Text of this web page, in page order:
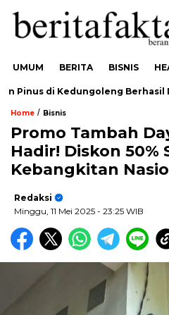
UMUM BERITA BISNIS
di Kedungoleng Berhasil
Home / Bisnis
Promo Tambah
Hadir! Diskon 50%
Kebangkitan
Redaksi
Minggu, 11 Mei 2025 - 23:25 WIB